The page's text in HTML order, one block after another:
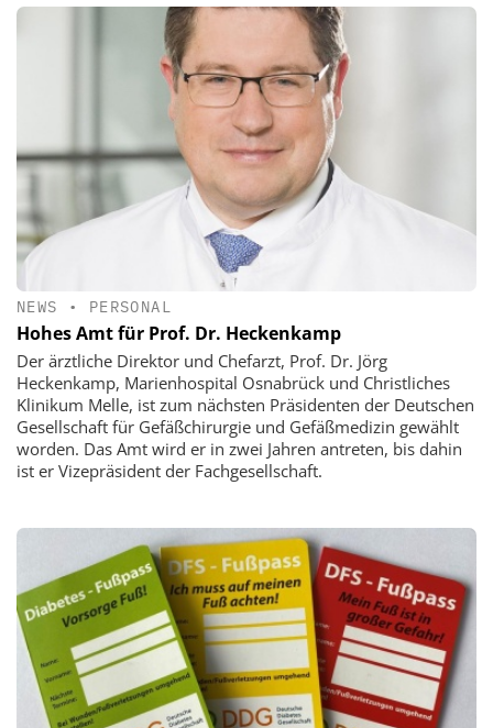
NEWS • PERSONAL
Hohes Amt für Prof. Dr. Heckenkamp
Der ärztliche Direktor und Chefarzt, Prof. Dr. Jörg
Heckenkamp, Marienhospital Osnabrück und Christliches
Klinikum Melle, ist zum nächsten Präsidenten der Deutschen
Gesellschaft für Gefäßchirurgie und Gefäßmedizin gewählt
worden. Das Amt wird er in zwei Jahren antreten, bis dahin
ist er Vizepräsident der Fachgesellschaft.